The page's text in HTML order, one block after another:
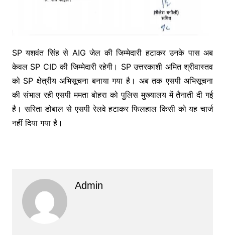
SP यशवंत सिंह से AIG जेल की जिम्मेदारी हटाकर उनके पास अब
केवल SP CID की जिम्मेदारी रहेगी। SP उत्तरकाशी अमित श्रीवास्तव
को SP क्षेत्रीय अभिसूचना बनाया गया है। अब तक एसपी अभिसूचना
की संभाल रही एसपी ममता बोहरा को पुलिस मुख्यालय में तैनाती दी गई
है। सरिता डोबाल से एसपी रेलवे हटाकर फिलहाल किसी को यह चार्ज
नहीं दिया गया है।
Admin